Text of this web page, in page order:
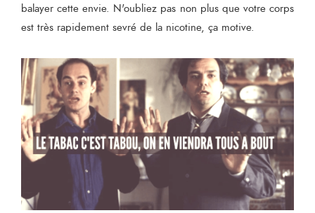
balayer cette envie. N'oubliez pas non plus que votre corps
est très rapidement sevré de la nicotine, ça motive.